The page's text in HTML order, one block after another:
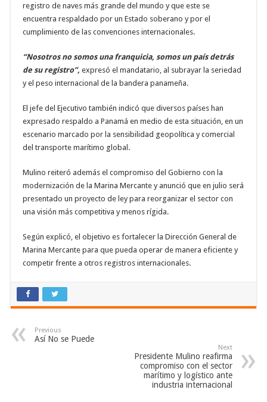
registro de naves más grande del mundo y que este se
encuentra respaldado por un Estado soberano y por el
cumplimiento de las convenciones internacionales.
“Nosotros no somos una franquicia, somos un país detrás
de su registro”, expresó el mandatario, al subrayar la seriedad
y el peso internacional de la bandera panameña.
El jefe del Ejecutivo también indicó que diversos países han
expresado respaldo a Panamá en medio de esta situación, en un
escenario marcado por la sensibilidad geopolítica y comercial
del transporte marítimo global.
Mulino reiteró además el compromiso del Gobierno con la
modernización de la Marina Mercante y anunció que en julio será
presentado un proyecto de ley para reorganizar el sector con
una visión más competitiva y menos rígida.
Según explicó, el objetivo es fortalecer la Dirección General de
Marina Mercante para que pueda operar de manera eficiente y
competir frente a otros registros internacionales.
Previous
Así No se Puede
Next
Presidente Mulino reafirma
compromiso con el sector
marítimo y logístico ante
industria internacional